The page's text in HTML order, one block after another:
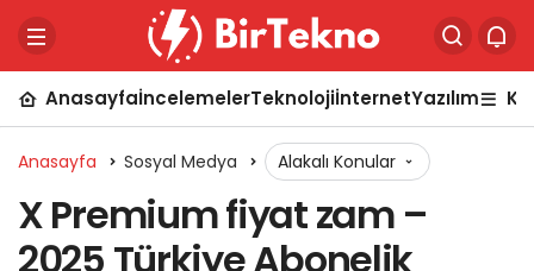
AnasayfaİncelemelerTeknolojiİnternetYazılım
Anasayfa Sosyal Medya Alakalı Konular
X Premium fiyat zam –
2025 Türkiye Abonelik